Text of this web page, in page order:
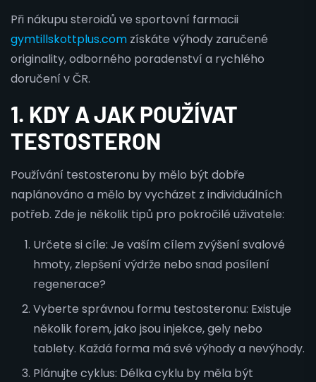
Při nákupu steroidů ve sportovní farmacii
gymtillskottplus.com získáte výhody zaručené
originality, odborného poradenství a rychlého
doručení v ČR.
1. KDY A JAK POUŽÍVAT
TESTOSTERON
Používání testosteronu by mělo být dobře
naplánováno a mělo by vycházet z individuálních
potřeb. Zde je několik tipů pro pokročilé uživatele:
Určete si cíle: Je vaším cílem zvýšení svalové
hmoty, zlepšení výdrže nebo snad posílení
regenerace?
Vyberte správnou formu testosteronu: Existuje
několik forem, jako jsou injekce, gely nebo
tablety. Každá forma má své výhody a nevýhody.
Plánujte cyklus: Délka cyklu by měla být